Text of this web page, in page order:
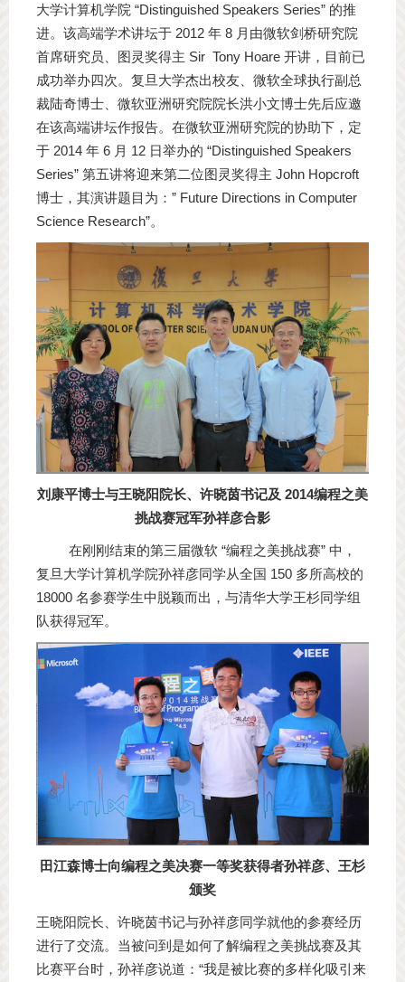
大学计算机学院 “Distinguished Speakers Series” 的推
进。该高端学术讲坛于 2012 年 8 月由微软剑桥研究院
首席研究员、图灵奖得主 Sir Tony Hoare 开讲，目前已
成功举办四次。复旦大学杰出校友、微软全球执行副总
裁陆奇博士、微软亚洲研究院院长洪小文博士先后应邀
在该高端讲坛作报告。在微软亚洲研究院的协助下，定
于 2014 年 6 月 12 日举办的 “Distinguished Speakers
Series” 第五讲将迎来第二位图灵奖得主 John Hopcroft
博士，其演讲题目为：” Future Directions in Computer
Science Research”。
刘康平博士与王晓阳院长、许晓茵书记及 2014编程之美
挑战赛冠军孙祥彦合影
在刚刚结束的第三届微软 “编程之美挑战赛” 中，
复旦大学计算机学院孙祥彦同学从全国 150 多所高校的
18000 名参赛学生中脱颖而出，与清华大学王杉同学组
队获得冠军。
田江森博士向编程之美决赛一等奖获得者孙祥彦、王杉
颁奖
王晓阳院长、许晓茵书记与孙祥彦同学就他的参赛经历
进行了交流。当被问到是如何了解编程之美挑战赛及其
比赛平台时，孙祥彦说道：“我是被比赛的多样化吸引来